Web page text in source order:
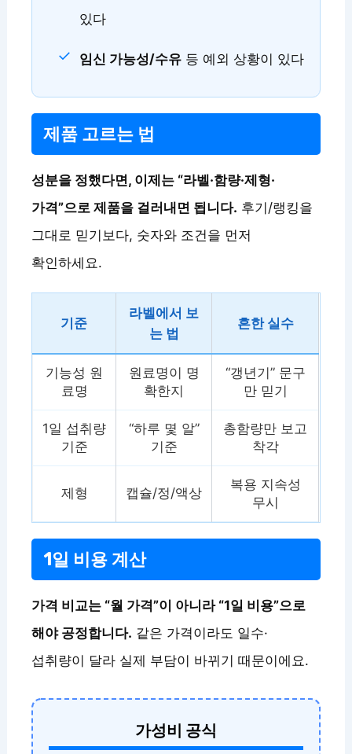
있다
임신 가능성/수유 등 예외 상황이 있다
제품 고르는 법
성분을 정했다면, 이제는 “라벨·함량·제형·
가격”으로 제품을 걸러내면 됩니다. 후기/랭킹을
그대로 믿기보다, 숫자와 조건을 먼저
확인하세요.
기준
라벨에서 보
는 법
흔한 실수
기능성 원
료명
원료명이 명
확한지
“갱년기” 문구
만 믿기
1일 섭취량
기준
“하루 몇 알”
기준
총함량만 보고
착각
제형 캡슐/정/액상
복용 지속성
무시
1일 비용 계산
가격 비교는 “월 가격”이 아니라 “1일 비용”으로
해야 공정합니다. 같은 가격이라도 일수·
섭취량이 달라 실제 부담이 바뀌기 때문이에요.
가성비 공식